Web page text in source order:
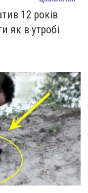
12 років
як в утробі